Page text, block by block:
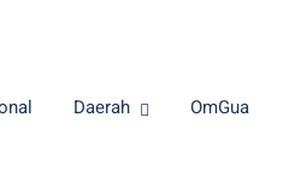
Daerah OmGua